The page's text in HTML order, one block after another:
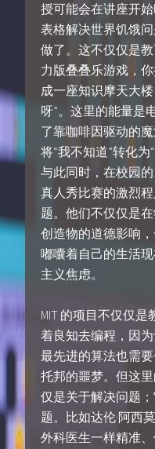
授可能会在讲座开
表格解决世界饥饿
做了。这不仅仅是
力版叠叠乐游戏，
成一座知识摩天大
呀”。这里的能量是
了靠咖啡因驱动的
将“我不知道”转化为
与此同时，在校园
真人秀比赛的激烈
题。他们不仅仅是
创造物的道德影响
嘟囔着自己的生活
主义焦虑。
MIT 的项目不仅仅
着良知去编程，因
最先进的算法也需
托邦的噩梦。但这
仅是关于解决问题
题。比如达伦·阿西
外科医生一样精准